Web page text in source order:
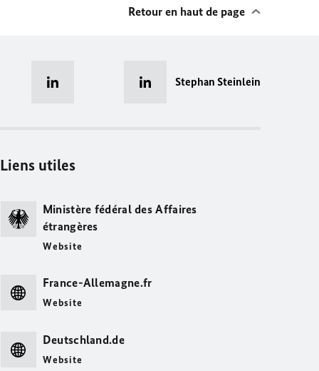
Retour en haut de page
Stephan Steinlein
Liens utiles
Ministère fédéral des Affaires
étrangères
Website
France-Allemagne.fr
Website
Deutschland.de
Website